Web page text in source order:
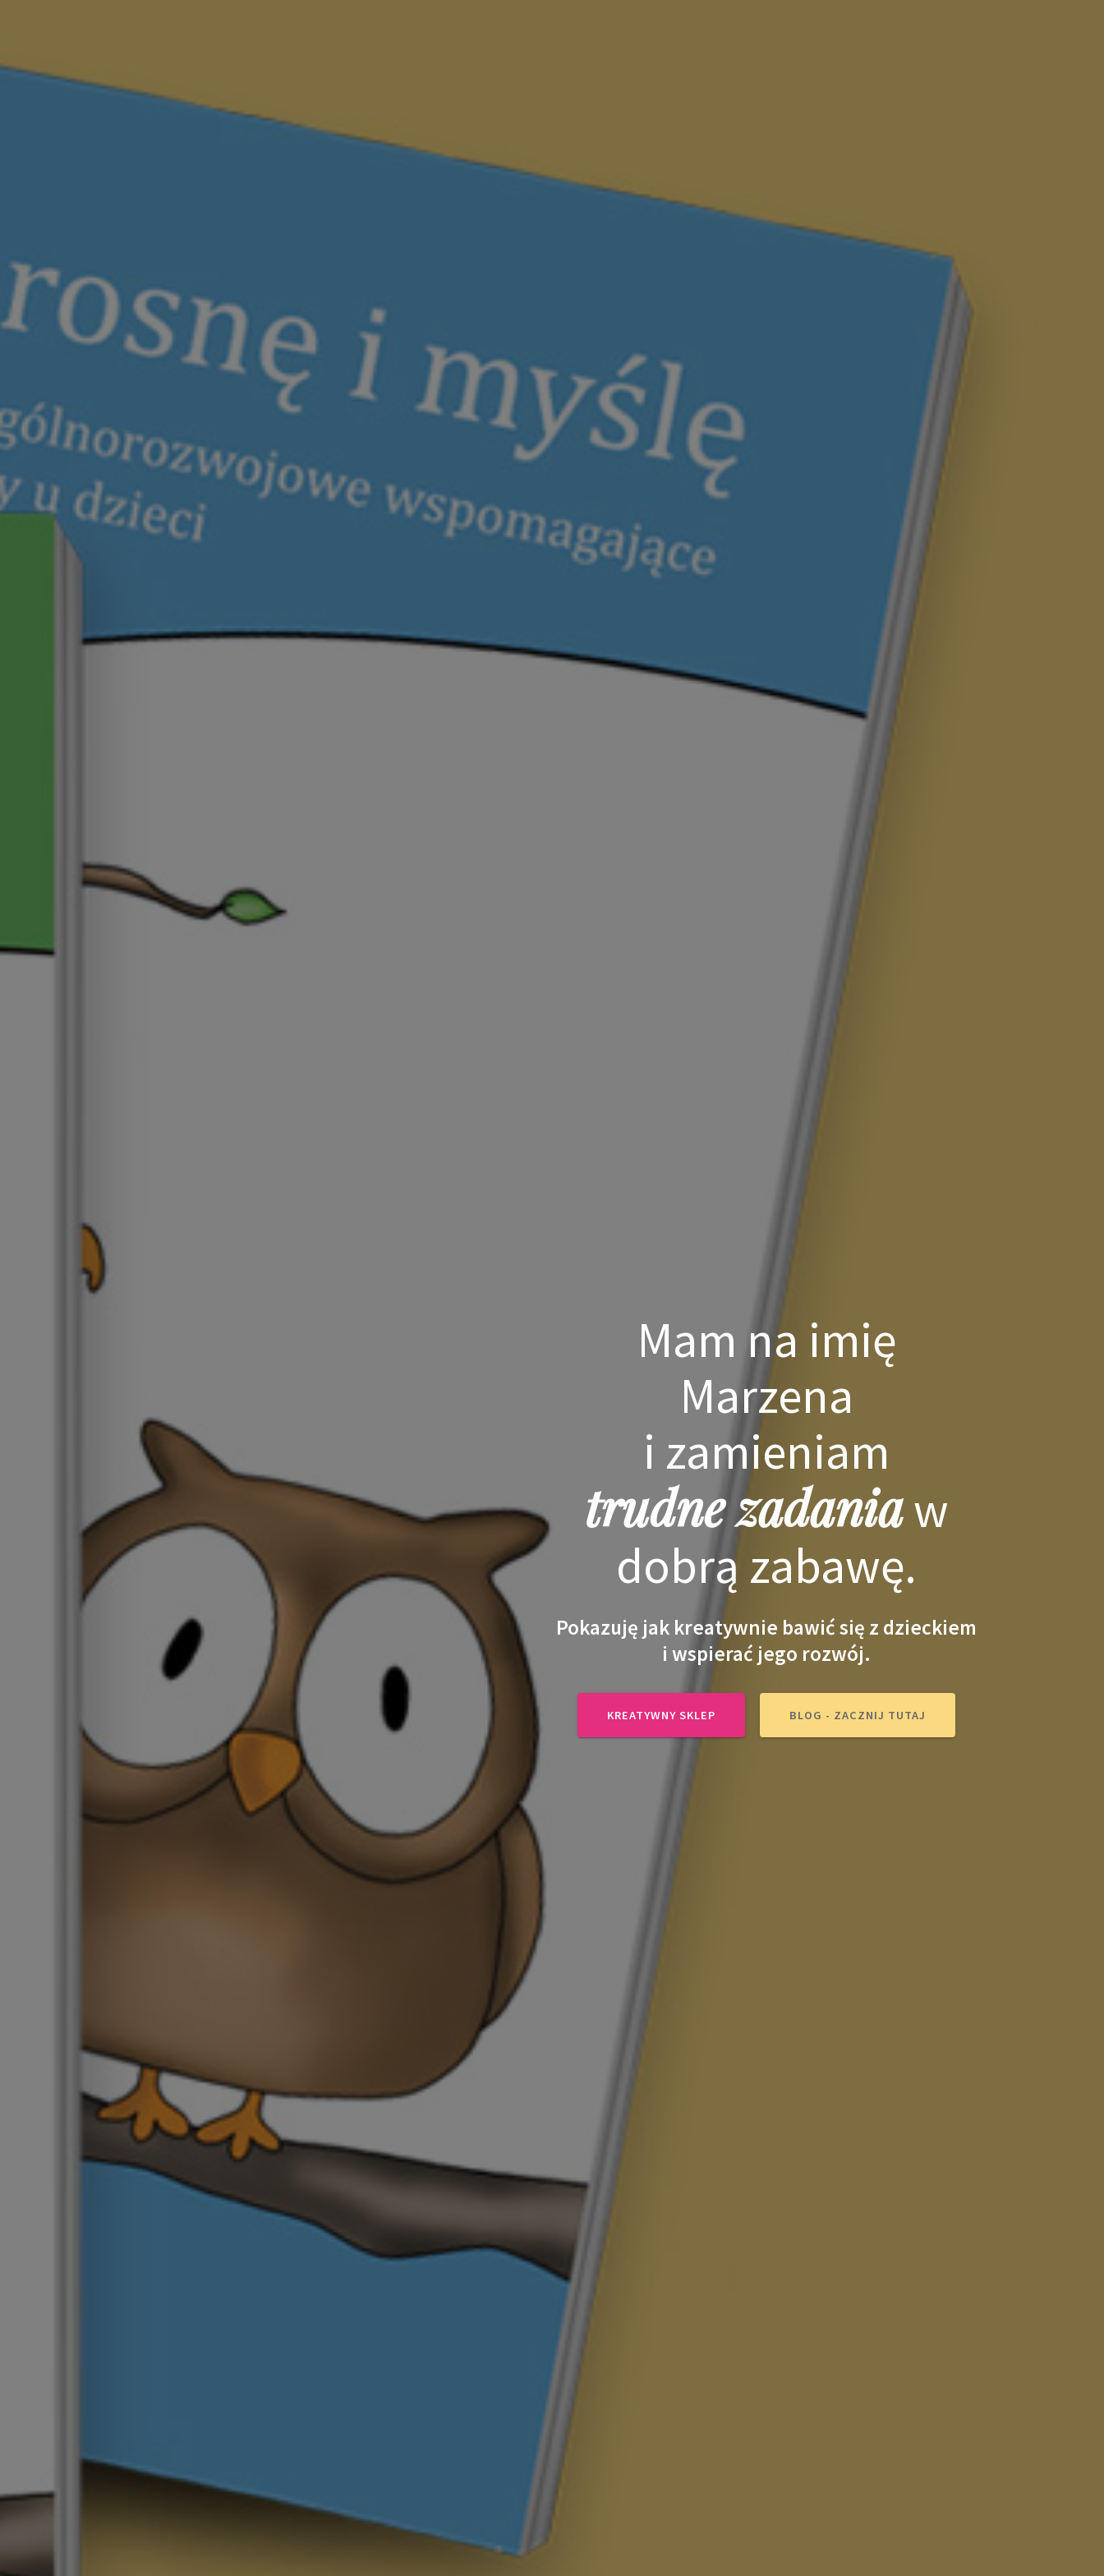
Mam na imię
Marzena
i zamieniam
trudne zadaniaw
dobrą zabawę.
Pokazuję jak kreatywnie bawić się z dzieckiem
i wspierać jego rozwój.
KREATYWNY SKLEP BLOG - ZACZNIJ TUTAJ